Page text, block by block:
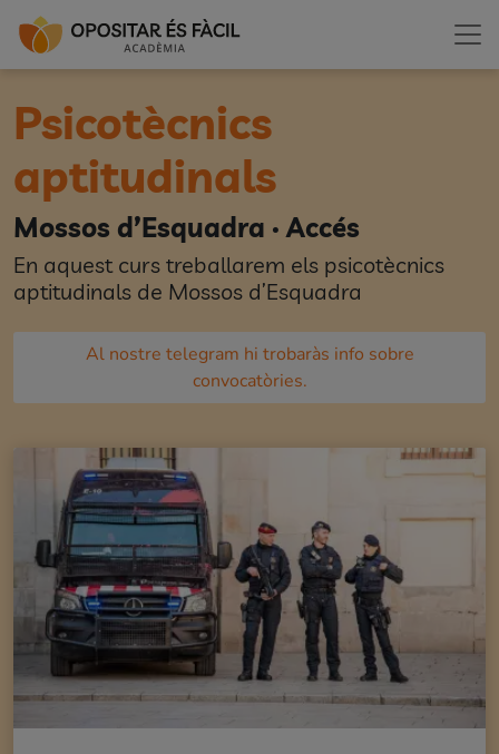
Psicotècnics
aptitudinals
Mossos d’Esquadra · Accés
En aquest curs treballarem els psicotècnics
aptitudinals de Mossos d’Esquadra
Al nostre telegram hi trobaràs info sobre
convocatòries.